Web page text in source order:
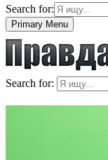
Search for:
Primary Menu
Search for: